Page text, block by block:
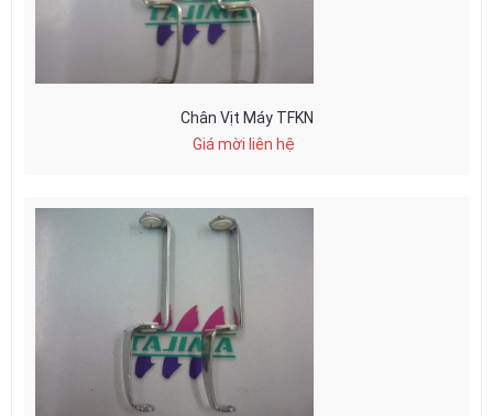
Chân Vịt Máy TFKN
Giá mời liên hệ